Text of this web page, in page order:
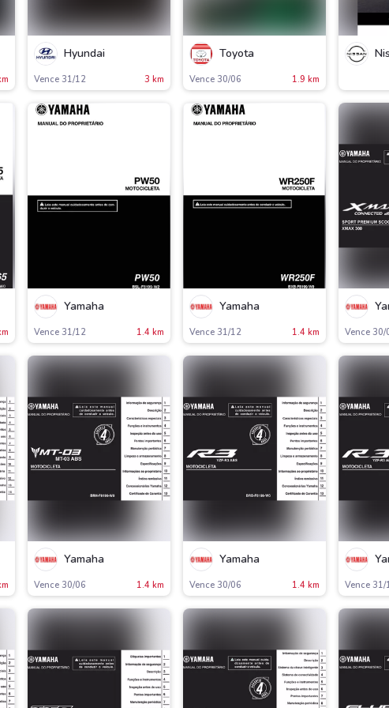
Hyundai
Vence 31/12 3 km
Toyota
Vence 30/06 1.9 km
Yamaha
Vence 31/12 1.4 km
Yamaha
Vence 31/12 1.4 km Vence 30/
Yamaha
Vence 30/06 1.4 km
Yamaha
Vence 30/06 1.4 km Vence 31/